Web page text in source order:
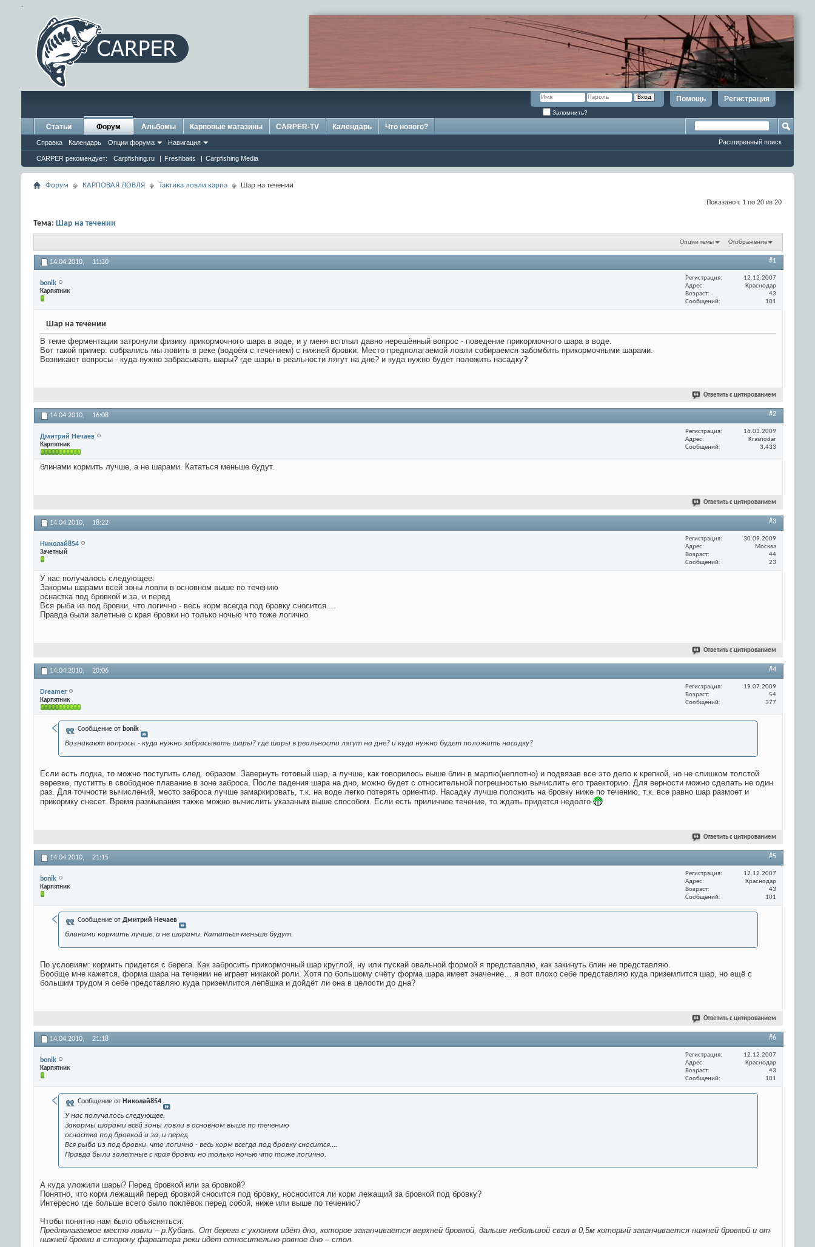
.
Регистрация
Помощь
Запомнить?
Статьи Форум
Справка Календарь Опции форума Навигация
CARPER рекомендует: Carpfishing.ru | Freshbaits | Carpfishing Media
Альбомы Карповые магазины CARPER-TV Календарь Что нового?
Расширенный поиск
Форум КАРПОВАЯ ЛОВЛЯ Тактика ловли карпа Шар на течении
Показано с 1 по 20 из 20
Тема: Шар на течении
Опции темы Отображение
14.04.2010, 11:30 #1
bonik
Карпятник
Регистрация
12.12.2007
Адрес
Краснодар
Возраст
43
Сообщений
101
Шар на течении
В теме ферментации затронули физику прикормочного шара в воде, и у меня всплыл давно нерешённый вопрос - поведение прикормочного шара в воде.
Вот такой пример: собрались мы ловить в реке (водоём с течением) с нижней бровки. Место предполагаемой ловли собираемся забомбить прикормочными шарами.
Возникают вопросы - куда нужно забрасывать шары? где шары в реальности лягут на дне? и куда нужно будет положить насадку?
Ответить с цитированием
14.04.2010, 16:08 #2
Дмитрий Нечаев
Карпятник
Регистрация
16.03.2009
Адрес
Krasnodar
Сообщений
3,433
блинами кормить лучше, а не шарами. Кататься меньше будут.
Ответить с цитированием
14.04.2010, 18:22 #3
Николай854
Зачетный
Регистрация
30.09.2009
Адрес
Москва
Возраст
44
Сообщений
23
У нас получалось следующее:
Закормы шарами всей зоны ловли в основном выше по течению
оснастка под бровкой и за, и перед
Вся рыба из под бровки, что логично - весь корм всегда под бровку сносится....
Правда были залетные с края бровки но только ночью что тоже логично.
Ответить с цитированием
14.04.2010, 20:06 #4
Dreamer
Карпятник
Регистрация
19.07.2009
Возраст
54
Сообщений
377
Сообщение от bonik
Возникают вопросы - куда нужно забрасывать шары? где шары в реальности лягут на дне? и куда нужно будет положить насадку?
Если есть лодка, то можно поступить след. образом. Завернуть готовый шар, а лучше, как говорилось выше блин в марлю(неплотно) и подвязав все это дело к крепкой, но не слишком толстой
веревке, пуститть в свободное плавание в зоне заброса. После падения шара на дно, можно будет с относительной погрешностью вычислить его траекторию. Для верности можно сделать не один
раз. Для точности вычислений, место заброса лучше замаркировать, т.к. на воде легко потерять ориентир. Насадку лучше положить на бровку ниже по течению, т.к. все равно шар размоет и
прикормку снесет. Время размывания также можно вычислить указаным выше способом. Если есть приличное течение, то ждать придется недолго
Ответить с цитированием
14.04.2010, 21:15 #5
bonik
Карпятник
Регистрация
12.12.2007
Адрес
Краснодар
Возраст
43
Сообщений
101
Сообщение от Дмитрий Нечаев
блинами кормить лучше, а не шарами. Кататься меньше будут.
По условиям: кормить придется с берега. Как забросить прикормочный шар круглой, ну или пускай овальной формой я представляю, как закинуть блин не представляю.
Вообще мне кажется, форма шара на течении не играет никакой роли. Хотя по большому счёту форма шара имеет значение… я вот плохо себе представляю куда приземлится шар, но ещё с
большим трудом я себе представляю куда приземлится лепёшка и дойдёт ли она в целости до дна?
Ответить с цитированием
14.04.2010, 21:18 #6
bonik
Карпятник
Регистрация
12.12.2007
Адрес
Краснодар
Возраст
43
Сообщений
101
Сообщение от Николай854
У нас получалось следующее:
Закормы шарами всей зоны ловли в основном выше по течению
оснастка под бровкой и за, и перед
Вся рыба из под бровки, что логично - весь корм всегда под бровку сносится....
Правда были залетные с края бровки но только ночью что тоже логично.
А куда уложили шары? Перед бровкой или за бровкой?
Понятно, что корм лежащий перед бровкой сносится под бровку, носносится ли корм лежащий за бровкой под бровку?
Интересно где больше всего было поклёвок перед собой, ниже или выше по течению?
Чтобы понятно нам было объясняться:
Предполагаемое место ловли – р.Кубань. От берега с уклоном идёт дно, которое заканчивается верхней бровкой, дальше небольшой свал в 0,5м который заканчивается нижней бровкой и от
нижней бровки в сторону фарватера реки идёт относительно ровное дно – стол.